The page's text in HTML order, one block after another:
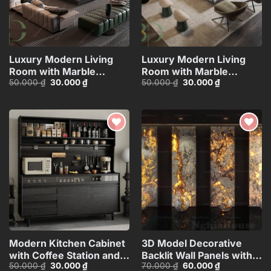
Luxury Modern Living
Room with Marble
Coffee Table and Black
Model_IDC1118107877
50.000₫ Giá
30.000₫Giá
hiện
30.000 ₫.
Luxury Modern Living
Room with Marble
Coffee Table and Black
Model_IDC1117421308
50.000₫ Giá
30.000₫Giá
hiện
30.000 ₫.
Add to
wishlist
Modern Kitchen Cabinet
with Coffee Station and
Appliances – 3D
50.000₫ Giá
30.000₫Giá
Add to
wishlist
3D Model Decorative
Backlit Wall Panels with
Marble and Lighting
70.000₫ Giá
60.000₫Giá